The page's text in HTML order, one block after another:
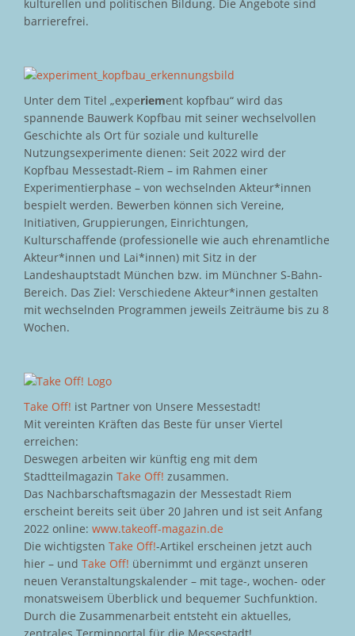
kulturellen und politischen Bildung. Die Angebote sind
barrierefrei.
Unter dem Titel „experiement kopfbau“ wird das
spannende Bauwerk Kopfbau mit seiner wechselvollen
Geschichte als Ort für soziale und kulturelle
Nutzungsexperimente dienen: Seit 2022 wird der
Kopfbau Messestadt-Riem – im Rahmen einer
Experimentierphase – von wechselnden Akteur*innen
bespielt werden. Bewerben können sich Vereine,
Initiativen, Gruppierungen, Einrichtungen,
Kulturschaffende (professionelle wie auch ehrenamtliche
Akteur*innen und Lai*innen) mit Sitz in der
Landeshauptstadt München bzw. im Münchner S-Bahn-
Bereich. Das Ziel: Verschiedene Akteur*innen gestalten
mit wechselnden Programmen jeweils Zeiträume bis zu 8
Wochen.
Take Off! ist Partner von Unsere Messestadt!
Mit vereinten Kräften das Beste für unser Viertel
erreichen:
Deswegen arbeiten wir künftig eng mit dem
Stadtteilmagazin Take Off! zusammen.
Das Nachbarschaftsmagazin der Messestadt Riem
erscheint bereits seit über 20 Jahren und ist seit Anfang
2022 online: www.takeoff-magazin.de
Die wichtigsten Take Off!-Artikel erscheinen jetzt auch
hier – und Take Off! übernimmt und ergänzt unseren
neuen Veranstaltungskalender – mit tage-, wochen- oder
monatsweisem Überblick und bequemer Suchfunktion.
Durch die Zusammenarbeit entsteht ein aktuelles,